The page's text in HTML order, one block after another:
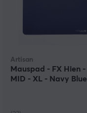
Artisan
Mauspad - FX Hien -
MID - XL - Navy Blue